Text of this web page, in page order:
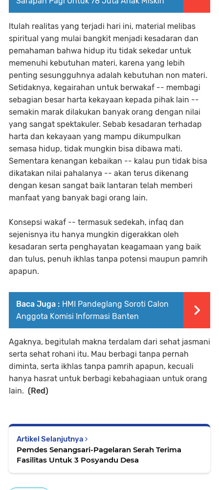
Itulah realitas yang terjadi hari ini, material melibas
spiritual yang mulai bangkit menjadi kesadaran dan
pemahaman bahwa hidup itu tidak sekedar untuk
memenuhi kebutuhan materi, karena yang lebih
penting sesungguhnya adalah kebutuhan non materi.
Setidaknya, kegairahan untuk berwakaf -- membagi
sebagian besar harta kekayaan kepada pihak lain --
semakin marak dilakukan banyak orang dengan nilai
yang sangat spektakuler. Sebab kesadaran terhadap
harta dan kekayaan yang mampu dikumpulkan
semasa hidup, tidak mungkin bisa dibawa mati.
Sementara kenangan kebaikan -- kalau pun tidak bisa
dikatakan nilai pahalanya -- akan terus dikenang
dengan kesan sangat baik lantaran telah memberi
manfaat yang banyak bagi orang lain.
Konsepsi wakaf -- termasuk sedekah, infaq dan
sejenisnya itu hanya mungkin digerakkan oleh
kesadaran serta penghayatan keagamaan yang baik
dan tulus, penuh ikhlas tanpa potensi maupun pamrih
apapun.
Baca Juga : HMI Pandeglang Soroti Calon
Anggota Komisi Informasi Banten
Agaknya, begitulah makna terdalam dari sehat jasmani
serta sehat rohani itu. Mau berbagi tanpa pernah
diminta, serta ikhlas tanpa pamrih apapun, kecuali
hanya hasrat untuk berbagi kebahagiaan untuk orang
lain. (Red)
Artikel Selanjutnya
Pemdes Senangsari-Pagelaran Serah Terima
Fasilitas Untuk 3 Posyandu Desa